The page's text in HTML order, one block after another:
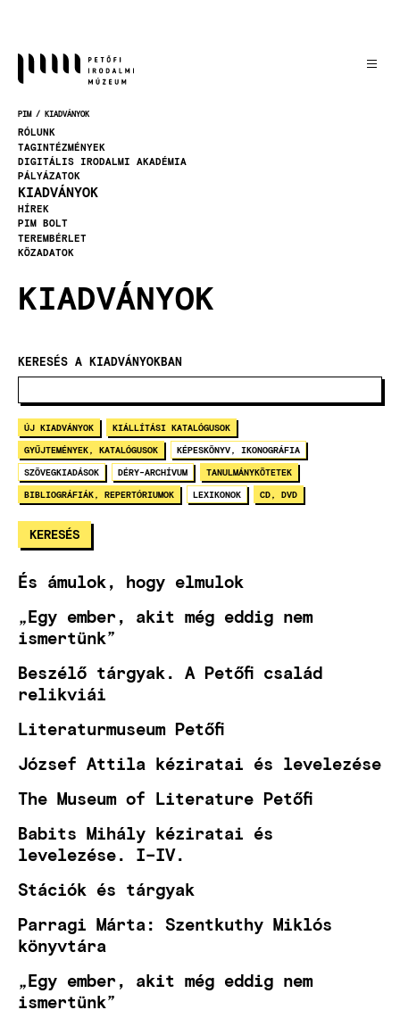
MORZSA
PIM KIADVÁNYOK
RÓLUNK
TAGINTÉZMÉNYEK
DIGITÁLIS IRODALMI AKADÉMIA
PÁLYÁZATOK
KIADVÁNYOK
HÍREK
PIM BOLT
TEREMBÉRLET
KÖZADATOK
KIADVÁNYOK
KERESÉS A KIADVÁNYOKBAN
ÚJ KIADVÁNYOK KIÁLLÍTÁSI KATALÓGUSOK
GYŰJTEMÉNYEK, KATALÓGUSOK KÉPESKÖNYV, IKONOGRÁFIA
SZÖVEGKIADÁSOK DÉRY-ARCHÍVUM TANULMÁNYKÖTETEK
BIBLIOGRÁFIÁK, REPERTÓRIUMOK LEXIKONOK CD, DVD
És ámulok, hogy elmulok
„Egy ember, akit még eddig nem
ismertünk”
Beszélő tárgyak. A Petőfi család
relikviái
Literaturmuseum Petőfi
József Attila kéziratai és levelezése
The Museum of Literature Petőfi
Babits Mihály kéziratai és
levelezése. I–IV.
Stációk és tárgyak
Parragi Márta: Szentkuthy Miklós
könyvtára
„Egy ember, akit még eddig nem
ismertünk”